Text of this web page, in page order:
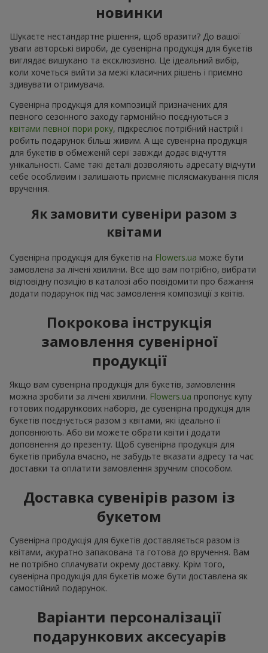
новинки
Шукаєте нестандартне рішення, щоб вразити? До вашої
уваги авторські вироби, де сувенірна продукція для букетів
виглядає вишукано та ексклюзивно. Це ідеальний вибір,
коли хочеться вийти за межі класичних рішень і приємно
здивувати отримувача.
Сувенірна продукція для композицій призначених для
певного сезонного заходу гармонійно поєднуються з
квітами певної пори року, підкреслює потрібний настрій і
робить подарунок більш живим. А ще сувенірна продукція
для букетів в обмеженій серії завжди додає відчуття
унікальності. Саме такі деталі дозволяють адресату відчути
себе особливим і залишають приємне післясмакування після
вручення.
Як замовити сувеніри разом з
квітами
Сувенірна продукція для букетів на Flowers.ua може бути
замовлена за лічені хвилини. Все що вам потрібно, вибрати
відповідну позицію в каталозі або повідомити про бажання
додати подарунок під час замовлення композиції з квітів.
Покрокова інструкція
замовлення сувенірної
продукції
Якщо вам сувенірна продукція для букетів, замовлення
можна зробити за лічені хвилини. Flowers.ua пропонує купу
готових подарункових наборів, де сувенірна продукція для
букетів поєднується разом з квітами, які ідеально її
доповнюють. Або ви можете обрати квіти і додати
доповнення до презенту. Щоб сувенірна продукція для
букетів прибула вчасно, не забудьте вказати адресу та час
доставки та оплатити замовлення зручним способом.
Доставка сувенірів разом із
букетом
Сувенірна продукція для букетів доставляється разом із
квітами, акуратно запакована та готова до вручення. Вам
не потрібно сплачувати окрему доставку. Крім того,
сувенірна продукція для букетів може бути доставлена як
самостійний подарунок.
Варіанти персоналізації
подарункових аксесуарів